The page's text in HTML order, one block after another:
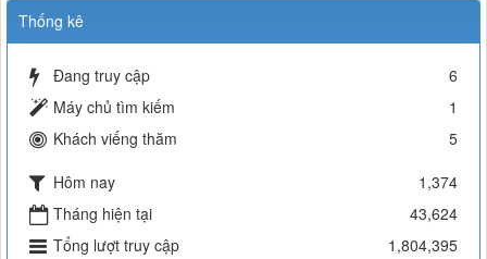
Thống kê
Đang truy cập
6
Máy chủ tìm kiếm
1
Khách viếng thăm
5
Hôm nay
1,374
Tháng hiện tại
43,624
Tổng lượt truy cập
1,804,395